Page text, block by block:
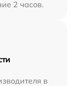
2 часов.
в